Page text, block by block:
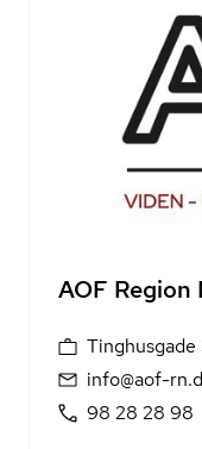
AOF
info@aof-
98 28 28 98